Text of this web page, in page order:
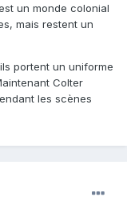
un monde colonial
mais restent un
portent un uniforme
Colter
les scènes